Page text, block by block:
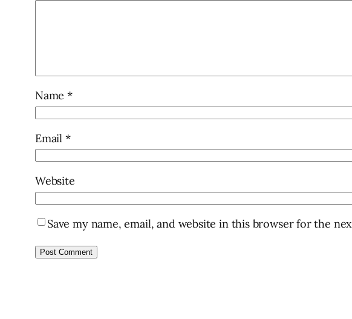
Name*
Email *
Website
Save my name, email, and website in this browser for the